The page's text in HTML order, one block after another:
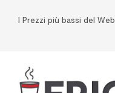
I Prezzi più bassi del Web